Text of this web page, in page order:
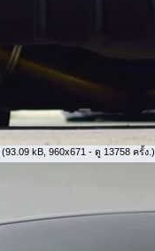
(93.09 kB, 960x671 - ดู 13758 ครั้ง.)